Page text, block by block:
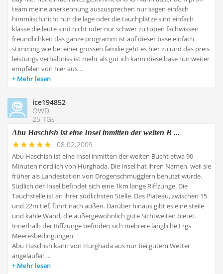
team meine anerkennung auszusprechen nur sagen einfach
himmlisch,nicht nur die lage oder die tauchplätze sind einfach
klasse die leute sind nicht oder nur schwer zu topen fachwissen
freundlichkeit das ganze programm ist auf dieser base einfach
stimming wie bei einer grossen familie geht es hier zu und das preis
leistungs verhältniss ist mehr als gut ich kann diese base nur weiter
empfelen von hier aus ...
Mehr lesen
ice194852
OWD
25 TGs
Abu Haschish ist eine Insel inmitten der weiten B ...
08.02.2009
Abu Haschish ist eine Insel inmitten der weiten Bucht etwa 90
Minuten nördlich von Hurghada. Die Insel hat ihren Namen, weil sie
früher als Landestation von Drogenschmugglern benutzt wurde.
Südlich der Insel befindet sich eine 1km lange Riffzunge. Die
Tauchstelle ist an ihrer südlichsten Stelle. Das Plateau, zwischen 15
und 22m tief, führt nach außen. Darüber hinaus gibt es eine steile
und kahle Wand, die außergewöhnlich gute Sichtweiten bietet.
Innerhalb der Riffzunge befinden sich mehrere längliche Ergs.
Meeresbedingungen
Abu Haschish kann von Hurghada aus nur bei gutem Wetter
angelaufen ...
Mehr lesen